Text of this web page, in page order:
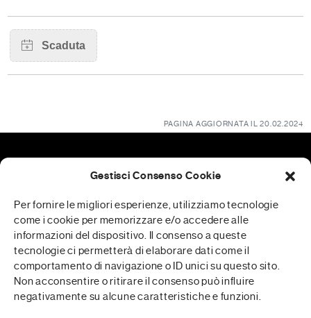
Gestisci Consenso Cookie
Per fornire le migliori esperienze, utilizziamo tecnologie
come i cookie per memorizzare e/o accedere alle
informazioni del dispositivo. Il consenso a queste
tecnologie ci permetterà di elaborare dati come il
comportamento di navigazione o ID unici su questo sito.
Non acconsentire o ritirare il consenso può influire
negativamente su alcune caratteristiche e funzioni.
PAGINA AGGIORNATA IL 20.02.2024
Patrocini
RFP è realizzata in collaborazione con